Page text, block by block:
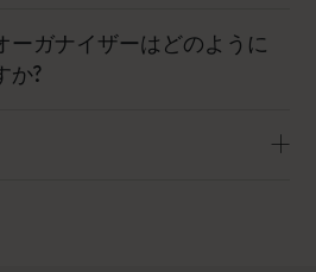
ーガナイザーはどのように
か?